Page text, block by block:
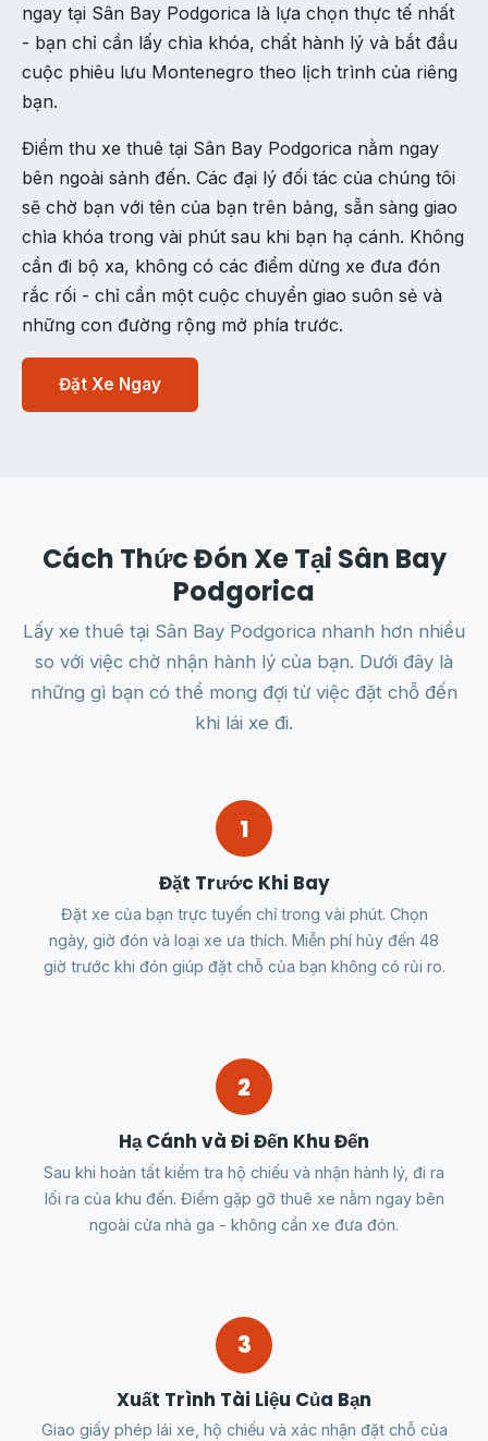
ngay tại Sân Bay Podgorica là lựa chọn thực tế nhất
- bạn chỉ cần lấy chìa khóa, chất hành lý và bắt đầu
cuộc phiêu lưu Montenegro theo lịch trình của riêng
bạn.
Điểm thu xe thuê tại Sân Bay Podgorica nằm ngay
bên ngoài sảnh đến. Các đại lý đối tác của chúng tôi
sẽ chờ bạn với tên của bạn trên bảng, sẵn sàng giao
chìa khóa trong vài phút sau khi bạn hạ cánh. Không
cần đi bộ xa, không có các điểm dừng xe đưa đón
rắc rối - chỉ cần một cuộc chuyển giao suôn sẻ và
những con đường rộng mở phía trước.
Đặt Xe Ngay
Cách Thức Đón Xe Tại Sân Bay
Podgorica
Lấy xe thuê tại Sân Bay Podgorica nhanh hơn nhiều
so với việc chờ nhận hành lý của bạn. Dưới đây là
những gì bạn có thể mong đợi từ việc đặt chỗ đến
khi lái xe đi.
1
Đặt Trước Khi Bay
Đặt xe của bạn trực tuyến chỉ trong vài phút. Chọn
ngày, giờ đón và loại xe ưa thích. Miễn phí hủy đến 48
giờ trước khi đón giúp đặt chỗ của bạn không có rủi ro.
2
Hạ Cánh và Đi Đến Khu Đến
Sau khi hoàn tất kiểm tra hộ chiếu và nhận hành lý, đi ra
lối ra của khu đến. Điểm gặp gỡ thuê xe nằm ngay bên
ngoài cửa nhà ga - không cần xe đưa đón.
3
Xuất Trình Tài Liệu Của Bạn
Giao giấy phép lái xe, hộ chiếu và xác nhận đặt chỗ của